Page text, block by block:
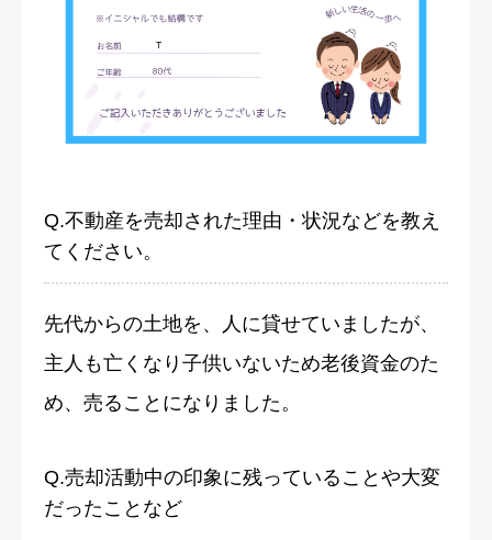
Q.不動産を売却された理由・状況などを教え
てください。
先代からの土地を、人に貸せていましたが、
主人も亡くなり子供いないため老後資金のた
め、売ることになりました。
Q.売却活動中の印象に残っていることや大変
だったことなど